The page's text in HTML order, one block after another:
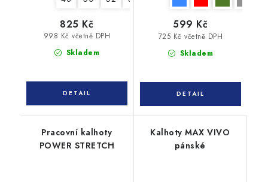
Skladem
998 Kč včetně DPH
825 Kč
Skladem
725 Kč včetně DPH
599 Kč
Pracovní kalhoty
POWER STRETCH
Kalhoty MAX VIVO
pánské